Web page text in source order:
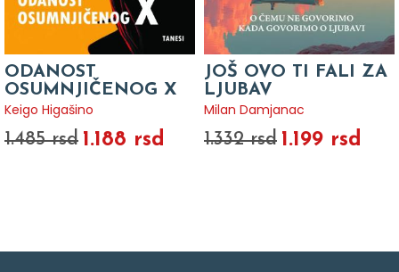
ODANOST
OSUMNJIČENOG X
Keigo Higašino
1.485 rsd 1.188 rsd
JOŠ OVO TI FALI ZA
LJUBAV
Milan Damjanac
1.332 rsd 1.199 rsd